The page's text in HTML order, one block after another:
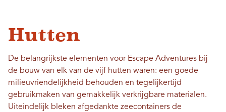
Hutten
De belangrijkste elementen voor Escape Adventures bij
de bouw van elk van de vijf hutten waren: een goede
milieuvriendelijkheid behouden en tegelijkertijd
gebruikmaken van gemakkelijk verkrijgbare materialen.
Uiteindelijk bleken afgedankte zeecontainers de